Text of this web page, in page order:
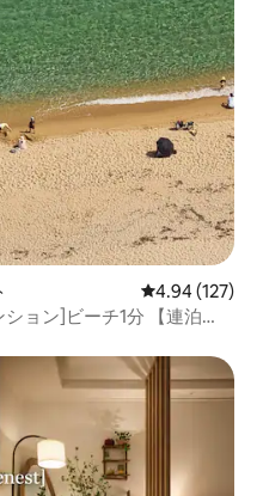
レビュー127
4.94 (127)
ョン]ビーチ1分 【連泊